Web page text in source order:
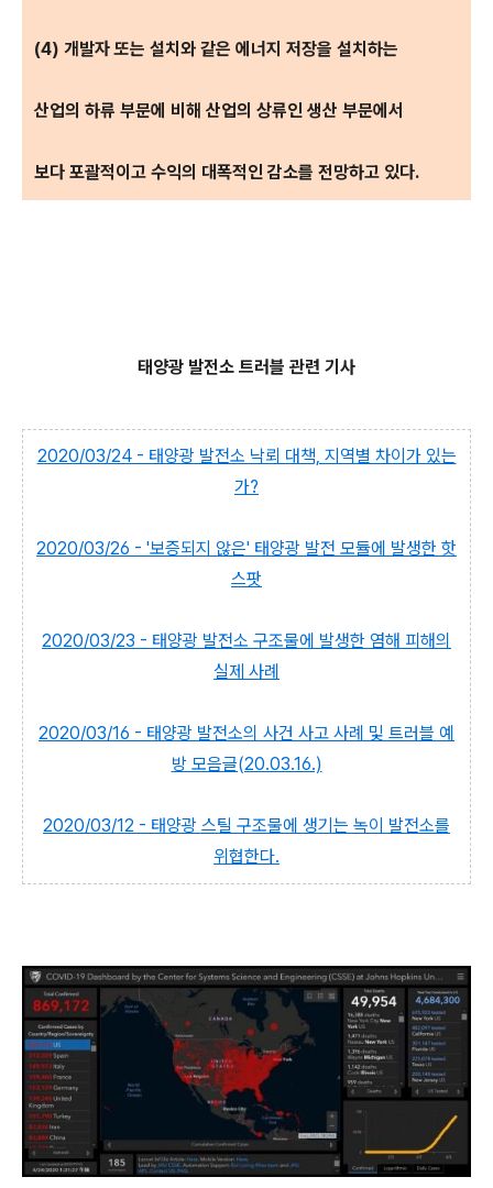
(4) 개발자 또는 설치와 같은 에너지 저장을 설치하는
산업의 하류 부문에 비해 산업의 상류인 생산 부문에서
보다 포괄적이고 수익의 대폭적인 감소를 전망하고 있다.
태양광 발전소 트러블 관련 기사
2020/03/24 - 태양광 발전소 낙뢰 대책, 지역별 차이가 있는
가?
2020/03/26 - '보증되지 않은' 태양광 발전 모듈에 발생한 핫
스팟
2020/03/23 - 태양광 발전소 구조물에 발생한 염해 피해의
실제 사례
2020/03/16 - 태양광 발전소의 사건 사고 사례 및 트러블 예
방 모음글(20.03.16.)
2020/03/12 - 태양광 스틸 구조물에 생기는 녹이 발전소를
위협한다.